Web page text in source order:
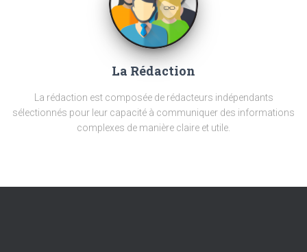
La Rédaction
La rédaction est composée de rédacteurs indépendants
sélectionnés pour leur capacité à communiquer des informations
complexes de manière claire et utile.